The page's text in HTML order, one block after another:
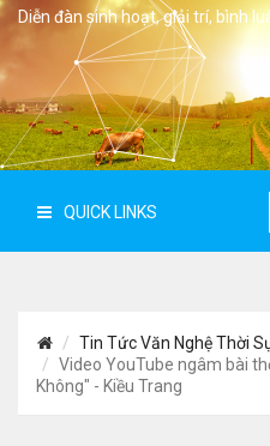
Diễn đàn sinh hoạt, giải trí, bình
QUICK LINKS
Tin Tức Văn Nghệ Thời
Video YouTube ngâm bài
Không" - Kiều Trang